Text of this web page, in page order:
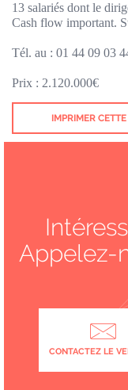
13 salariés dont le
Cash flow important.
Tél. au : 01 44 09 03
Prix : 2.120.000€
IMPRIMER
Appelez-
CONTACTEZ LE